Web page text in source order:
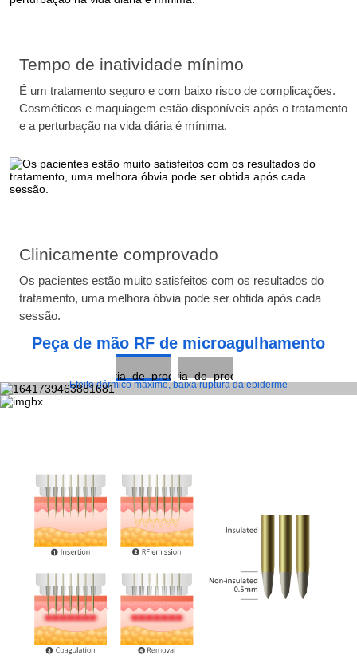
Tempo de inatividade mínimo
É um tratamento seguro e com baixo risco de complicações.
Cosméticos e maquiagem estão disponíveis após o tratamento
e a perturbação na vida diária é mínima.
Clinicamente comprovado
Os pacientes estão muito satisfeitos com os resultados do
tratamento, uma melhora óbvia pode ser obtida após cada
sessão.
Peça de mão RF de microagulhamento
Efeito dérmico máximo, baixa ruptura da epiderme